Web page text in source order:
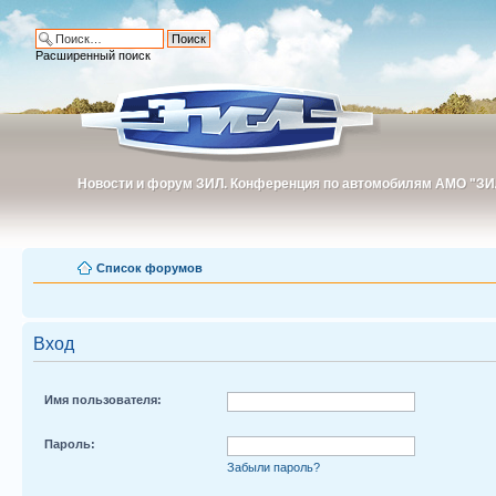
Новости и форум ЗИЛ. Конференция по автомобилям АМО
Новости и форум ЗИЛ. Конференция по автомобилям АМО
Расширенный поиск
Список форумов
Вход
Имя пользователя:
Пароль:
Забыли пароль?